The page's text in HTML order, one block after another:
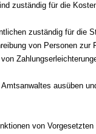
zuständig für die
zuständig für die
von Personen zur
ausüben
von